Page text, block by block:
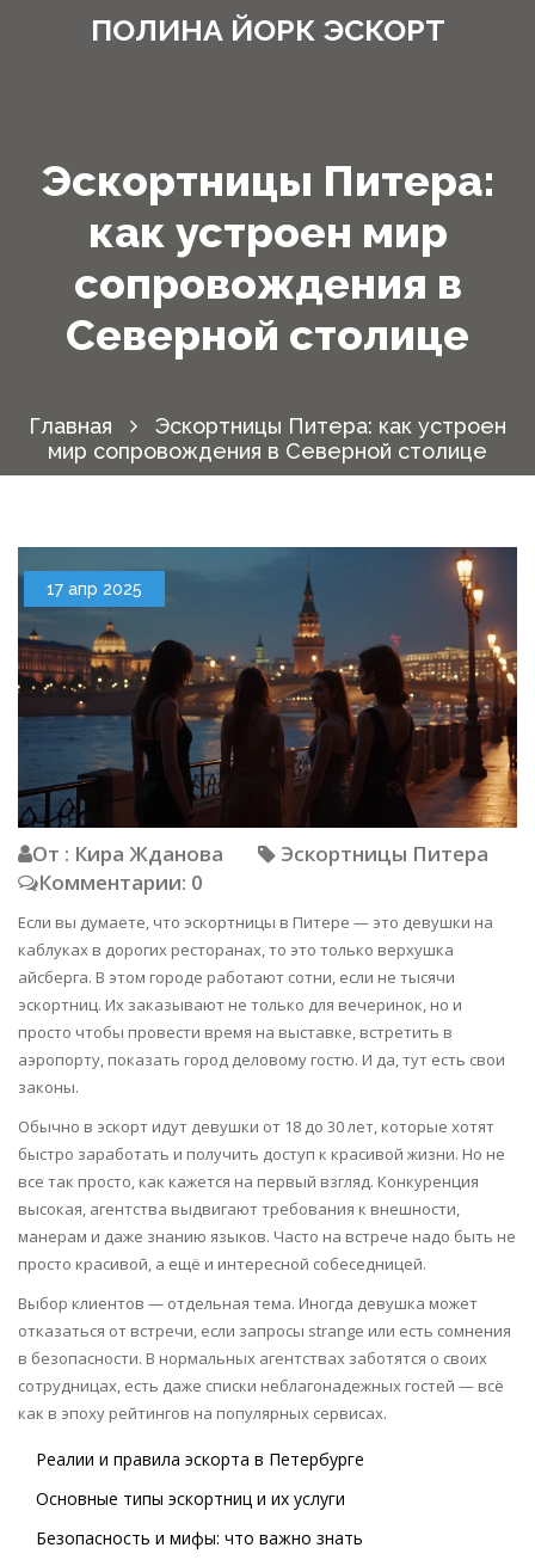
ПОЛИНА ЙОРК ЭСКОРТ
Эскортницы Питера:
как устроен мир
сопровождения в
Северной столице
Главная
Эскортницы Питера: как устроен
мир сопровождения в Северной столице
17 апр 2025
От : Кира Жданова
Эскортницы Питера
Комментарии: 0
Если вы думаете, что эскортницы в Питере — это девушки на
каблуках в дорогих ресторанах, то это только верхушка
айсберга. В этом городе работают сотни, если не тысячи
эскортниц. Их заказывают не только для вечеринок, но и
просто чтобы провести время на выставке, встретить в
аэропорту, показать город деловому гостю. И да, тут есть свои
законы.
Обычно в эскорт идут девушки от 18 до 30 лет, которые хотят
быстро заработать и получить доступ к красивой жизни. Но не
все так просто, как кажется на первый взгляд. Конкуренция
высокая, агентства выдвигают требования к внешности,
манерам и даже знанию языков. Часто на встрече надо быть не
просто красивой, а ещё и интересной собеседницей.
Выбор клиентов — отдельная тема. Иногда девушка может
отказаться от встречи, если запросы strange или есть сомнения
в безопасности. В нормальных агентствах заботятся о своих
сотрудницах, есть даже списки неблагонадежных гостей — всё
как в эпоху рейтингов на популярных сервисах.
Реалии и правила эскорта в Петербурге
Основные типы эскортниц и их услуги
Безопасность и мифы: что важно знать